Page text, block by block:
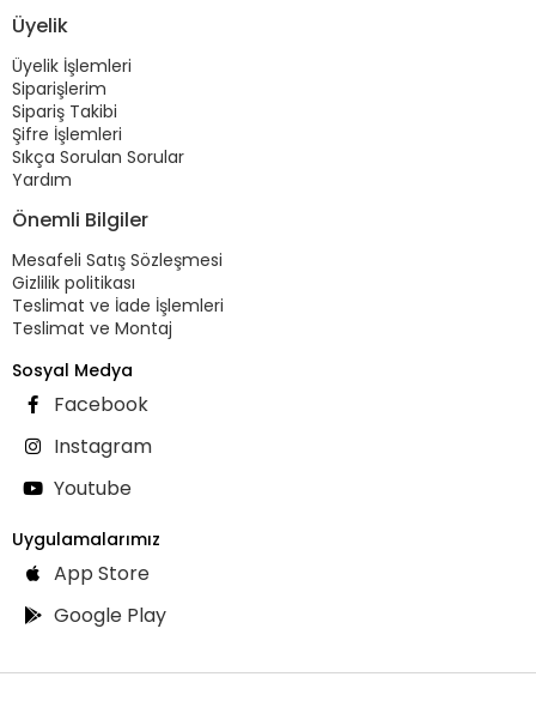
Üyelik
Üyelik İşlemleri
Siparişlerim
Sipariş Takibi
Şifre İşlemleri
Sıkça Sorulan Sorular
Yardım
Önemli Bilgiler
Mesafeli Satış Sözleşmesi
Gizlilik politikası
Teslimat ve İade İşlemleri
Teslimat ve Montaj
Sosyal Medya
Facebook
Instagram
Youtube
Uygulamalarımız
App Store
Google Play